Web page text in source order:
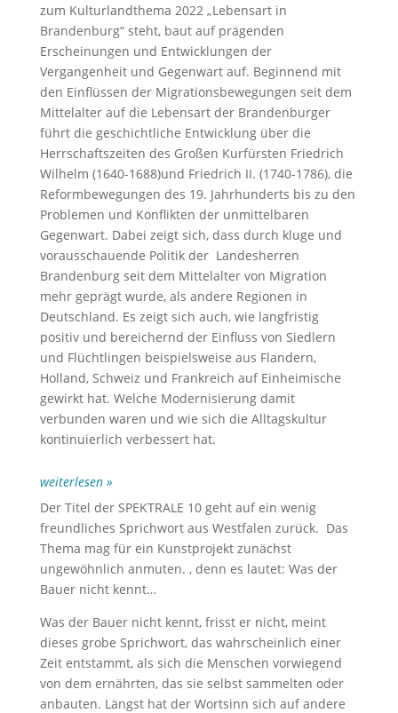
zum Kulturlandthema 2022 „Lebensart in
Brandenburg“ steht, baut auf prägenden
Erscheinungen und Entwicklungen der
Vergangenheit und Gegenwart auf. Beginnend mit
den Einflüssen der Migrationsbewegungen seit dem
Mittelalter auf die Lebensart der Brandenburger
führt die geschichtliche Entwicklung über die
Herrschaftszeiten des Großen Kurfürsten Friedrich
Wilhelm (1640-1688)und Friedrich II. (1740-1786), die
Reformbewegungen des 19. Jahrhunderts bis zu den
Problemen und Konflikten der unmittelbaren
Gegenwart. Dabei zeigt sich, dass durch kluge und
vorausschauende Politik der Landesherren
Brandenburg seit dem Mittelalter von Migration
mehr geprägt wurde, als andere Regionen in
Deutschland. Es zeigt sich auch, wie langfristig
positiv und bereichernd der Einfluss von Siedlern
und Flüchtlingen beispielsweise aus Flandern,
Holland, Schweiz und Frankreich auf Einheimische
gewirkt hat. Welche Modernisierung damit
verbunden waren und wie sich die Alltagskultur
kontinuierlich verbessert hat.
weiterlesen »
Der Titel der SPEKTRALE 10 geht auf ein wenig
freundliches Sprichwort aus Westfalen zurück. Das
Thema mag für ein Kunstprojekt zunächst
ungewöhnlich anmuten. , denn es lautet: Was der
Bauer nicht kennt…
Was der Bauer nicht kennt, frisst er nicht, meint
dieses grobe Sprichwort, das wahrscheinlich einer
Zeit entstammt, als sich die Menschen vorwiegend
von dem ernährten, das sie selbst sammelten oder
anbauten. Längst hat der Wortsinn sich auf andere